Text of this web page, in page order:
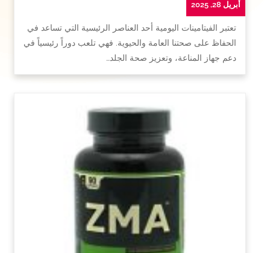
أبريل 28, 2025
تعتبر الفيتامينات اليومية أحد العناصر الرئيسية التي تساعد في
الحفاظ على صحتنا العامة والحيوية. فهي تلعب دوراً رئيسياً في
دعم جهاز المناعة، وتعزيز صحة الجلد…